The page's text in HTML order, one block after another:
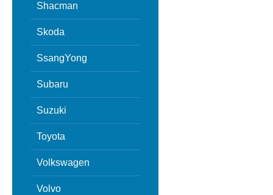
Shacman
Skoda
SsangYong
Subaru
Suzuki
Toyota
Volkswagen
Volvo